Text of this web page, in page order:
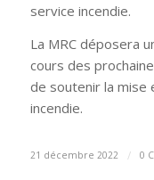
service incendie.
La MRC déposera
cours des
de soutenir la mise
incendie.
21 décembre 2022 / 0